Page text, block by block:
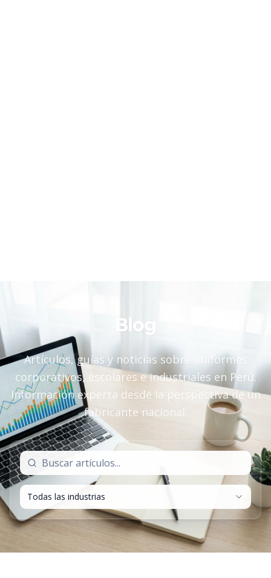
Blog
Artículos, guías y noticias sobre uniformes
corporativos, escolares e industriales en Perú.
Información experta desde la perspectiva de un
fabricante nacional.
Todas las industrias